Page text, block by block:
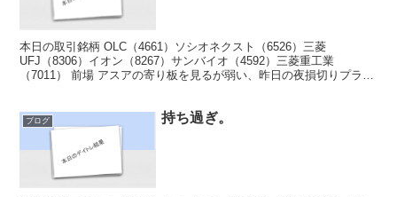
本日の取引銘柄 OLC（4661）ソシオネクスト（6526）三菱
UFJ（8306）イオン（8267）サンバイオ（4592）三菱重工業
（7011） 前場 アスアの寄り板を見るが弱い、昨日の夜損切りプラン
ブログ 持ち過ぎ。